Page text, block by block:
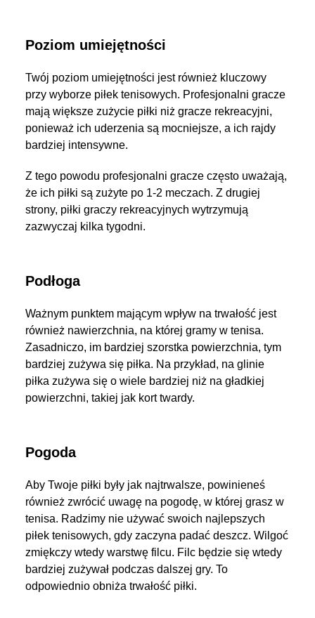
Poziom umiejętności
Twój poziom umiejętności jest również kluczowy
przy wyborze piłek tenisowych. Profesjonalni gracze
mają większe zużycie piłki niż gracze rekreacyjni,
ponieważ ich uderzenia są mocniejsze, a ich rajdy
bardziej intensywne.
Z tego powodu profesjonalni gracze często uważają,
że ich piłki są zużyte po 1-2 meczach. Z drugiej
strony, piłki graczy rekreacyjnych wytrzymują
zazwyczaj kilka tygodni.
Podłoga
Ważnym punktem mającym wpływ na trwałość jest
również nawierzchnia, na której gramy w tenisa.
Zasadniczo, im bardziej szorstka powierzchnia, tym
bardziej zużywa się piłka. Na przykład, na glinie
piłka zużywa się o wiele bardziej niż na gładkiej
powierzchni, takiej jak kort twardy.
Pogoda
Aby Twoje piłki były jak najtrwalsze, powinieneś
również zwrócić uwagę na pogodę, w której grasz w
tenisa. Radzimy nie używać swoich najlepszych
piłek tenisowych, gdy zaczyna padać deszcz. Wilgoć
zmiękczy wtedy warstwę filcu. Filc będzie się wtedy
bardziej zużywał podczas dalszej gry. To
odpowiednio obniża trwałość piłki.